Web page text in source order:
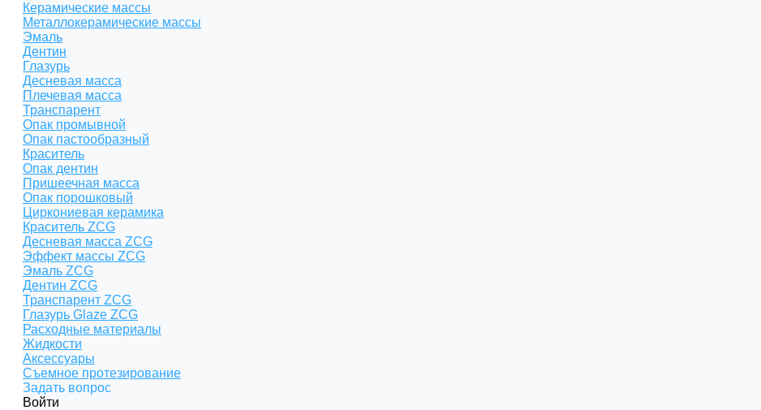
Керамические массы
Металлокерамические массы
Эмаль
Дентин
Глазурь
Десневая масса
Плечевая масса
Транспарент
Опак промывной
Опак пастообразный
Краситель
Опак дентин
Пришеечная масса
Опак порошковый
Циркониевая керамика
Краситель ZCG
Десневая масса ZCG
Эффект массы ZCG
Эмаль ZCG
Дентин ZCG
Транспарент ZCG
Глазурь Glaze ZCG
Расходные материалы
Жидкости
Аксессуары
Съемное протезирование
Задать вопрос
Войти